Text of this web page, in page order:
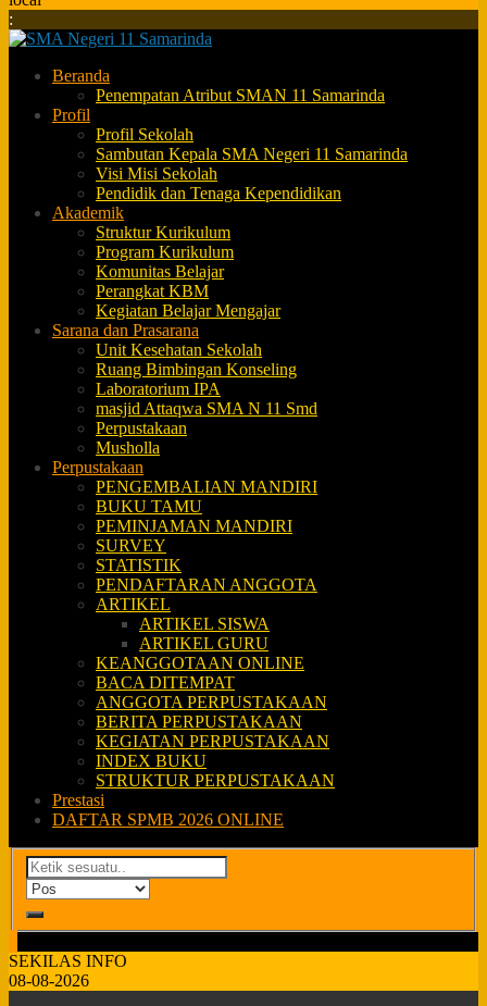
:
Beranda
Penempatan Atribut SMAN 11 Samarinda
Profil
Profil Sekolah
Sambutan Kepala SMA Negeri 11 Samarinda
Visi Misi Sekolah
Pendidik dan Tenaga Kependidikan
Akademik
Struktur Kurikulum
Program Kurikulum
Komunitas Belajar
Perangkat KBM
Kegiatan Belajar Mengajar
Sarana dan Prasarana
Unit Kesehatan Sekolah
Ruang Bimbingan Konseling
Laboratorium IPA
masjid Attaqwa SMA N 11 Smd
Perpustakaan
Musholla
Perpustakaan
PENGEMBALIAN MANDIRI
BUKU TAMU
PEMINJAMAN MANDIRI
SURVEY
STATISTIK
PENDAFTARAN ANGGOTA
ARTIKEL
ARTIKEL SISWA
ARTIKEL GURU
KEANGGOTAAN ONLINE
BACA DITEMPAT
ANGGOTA PERPUSTAKAAN
BERITA PERPUSTAKAAN
KEGIATAN PERPUSTAKAAN
INDEX BUKU
STRUKTUR PERPUSTAKAAN
Prestasi
DAFTAR SPMB 2026 ONLINE
SEKILAS INFO
08-08-2026